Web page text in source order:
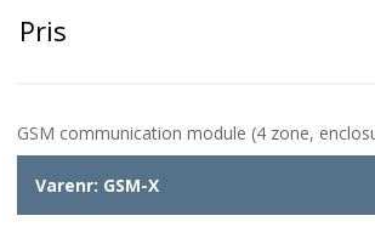
Pris
GSM communication module (4 zone,
Varenr: GSM-X